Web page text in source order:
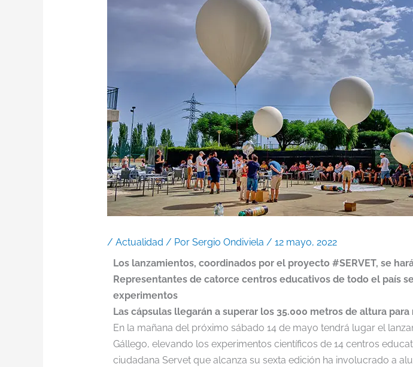
/ Actualidad / Por Sergio Ondiviela / 12 mayo, 2022
Los lanzamientos, coordinados por el proyecto #SERVET, se
Representantes de catorce centros educativos de todo el país
experimentos
Las cápsulas llegarán a superar los 35.000 metros de altura
En la mañana del próximo sábado 14 de mayo tendrá lugar el
Gállego, elevando los experimentos científicos de 14 centros
ciudadana Servet que alcanza su sexta edición ha involucrado a